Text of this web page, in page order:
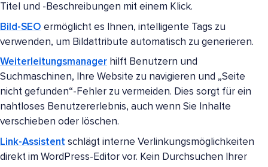
Titel und -Beschreibungen mit einem Klick.
Bild-SEO ermöglicht es Ihnen, intelligente Tags zu
verwenden, um Bildattribute automatisch zu generieren.
Weiterleitungsmanager hilft Benutzern und
Suchmaschinen, Ihre Website zu navigieren und „Seite
nicht gefunden“-Fehler zu vermeiden. Dies sorgt für ein
nahtloses Benutzererlebnis, auch wenn Sie Inhalte
verschieben oder löschen.
Link-Assistent schlägt interne Verlinkungsmöglichkeiten
direkt im WordPress-Editor vor. Kein Durchsuchen Ihrer